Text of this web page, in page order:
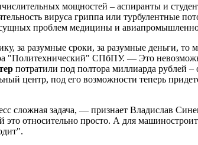
мощностей – аспиранты и
вируса гриппа или турбулентные
проблем медицины и
за разумные сроки, за разумные деньги,
СПбПУ. — Это
потратили под полтора миллиарда рублей
центр, под его возможности теперь
сложная задача, — признает Владислав
относительно просто. А для